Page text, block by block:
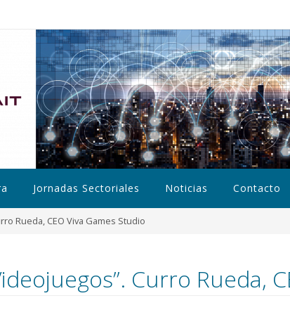
Jornadas Sectoriales Noticias Contacto
Rueda, CEO Viva Games Studio
Curro Rueda,